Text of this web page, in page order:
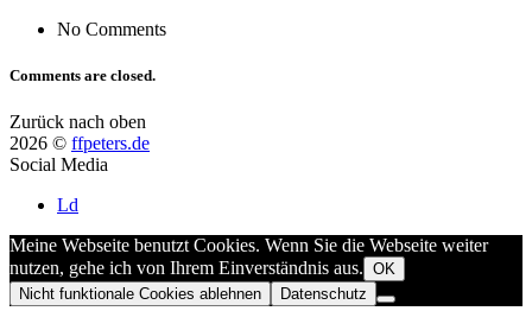
No Comments
Comments are closed.
Zurück nach oben
2026 © ffpeters.de
Social Media
Ld
Meine Webseite benutzt Cookies. Wenn Sie die Webseite weiter
nutzen, gehe ich von Ihrem Einverständnis aus. OK
Nicht funktionale Cookies ablehnen
Datenschutz